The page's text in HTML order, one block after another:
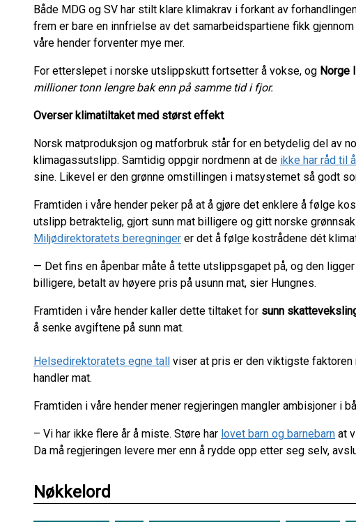
Både MDG og SV har stilt klare klimakrav i forkant av
frem er bare en innfrielse av det samarbeidspartiene fikk
våre hender forventer mye mer.
For etterslepet i norske utslippskutt fortsetter å vokse, og Norge
millioner tonn lengre bak enn på samme tid i fjor.
Overser klimatiltaket med størst effekt
Norsk matproduksjon og matforbruk står for en betydelig del av
klimagassutslipp. Samtidig oppgir nordmenn at de ikke har råd til
sine. Likevel er den grønne omstillingen i matsystemet så godt
Framtiden i våre hender peker på at å gjøre det enklere å følge
utslipp betraktelig, gjort sunn mat billigere og gitt norske
Miljødirektoratets beregninger er det å følge kostrådene dét
— Det fins en åpenbar måte å tette utslippsgapet på, og den
billigere, betalt av høyere pris på usunn mat, sier Hungnes.
Framtiden i våre hender kaller dette tiltaket for sunn
å senke avgiftene på sunn mat.
Helsedirektoratets egne tall viser at pris er den viktigste faktoren
handler mat.
Framtiden i våre hender mener regjeringen mangler ambisjoner i
– Vi har ikke flere år å miste. Støre har lovet barn og barnebarn at
Da må regjeringen levere mer enn å rydde opp etter seg selv,
Nøkkelord